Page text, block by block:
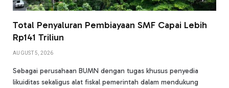
Total Penyaluran Pembiayaan SMF Capai Lebih
Rp141 Triliun
AUGUST 5, 2026
Sebagai perusahaan BUMN dengan tugas khusus penyedia
likuiditas sekaligus alat fiskal pemerintah dalam mendukung